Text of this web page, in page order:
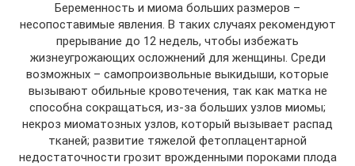
Беременность и миома больших размеров –
несопоставимые явления. В таких случаях рекомендуют
прерывание до 12 недель, чтобы избежать
жизнеугрожающих осложнений для женщины. Среди
возможных – самопроизвольные выкидыши, которые
вызывают обильные кровотечения, так как матка не
способна сокращаться, из-за больших узлов миомы;
некроз миоматозных узлов, который вызывает распад
тканей; развитие тяжелой фетоплацентарной
недостаточности грозит врожденными пороками плода